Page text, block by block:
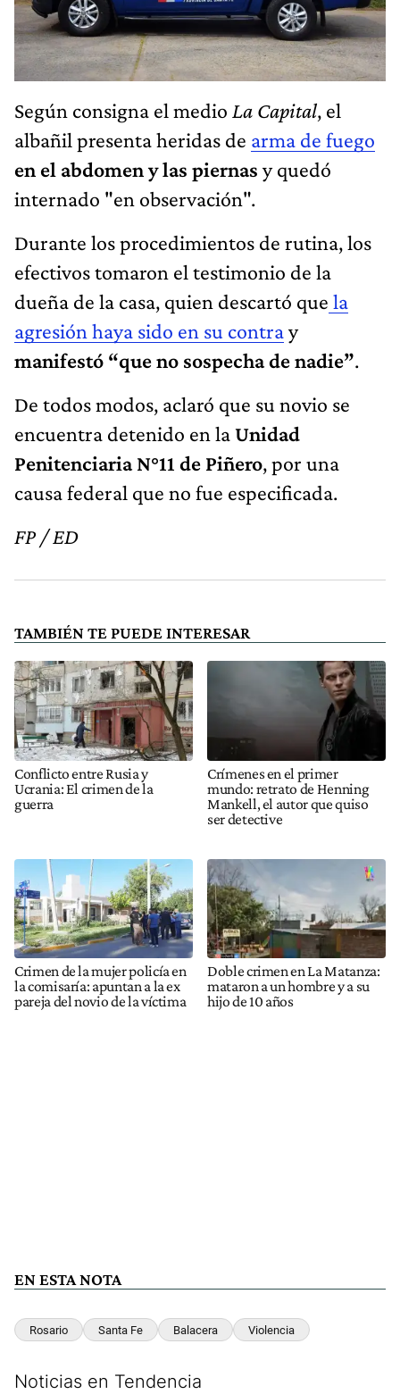
Según consigna el medio La Capital, el
albañil presenta heridas de arma de fuego
en el abdomen y las piernas y quedó
internado "en observación".
Durante los procedimientos de rutina, los
efectivos tomaron el testimonio de la
dueña de la casa, quien descartó que la
agresión haya sido en su contray
manifestó “que no sospecha de nadie”.
De todos modos, aclaró que su novio se
encuentra detenido en laUnidad
Penitenciaria N°11 de Piñero, por una
causa federal que no fue especificada.
FP / ED
TAMBIÉN TE PUEDE INTERESAR
Conflicto entre Rusia y
Ucrania: El crimen de la
guerra
Crímenes en el primer
mundo: retrato de Henning
Mankell, el autor que quiso
ser detective
Crimen de la mujer policía en
la comisaría: apuntan a la ex
pareja del novio de la víctima
Doble crimen en La Matanza:
mataron a un hombre y a su
hijo de 10 años
EN ESTA NOTA
Rosario Santa Fe Balacera Violencia
Noticias en Tendencia